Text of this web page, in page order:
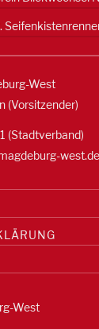
West
(Vorsitzender)
(Stadtverband)
west.de
West